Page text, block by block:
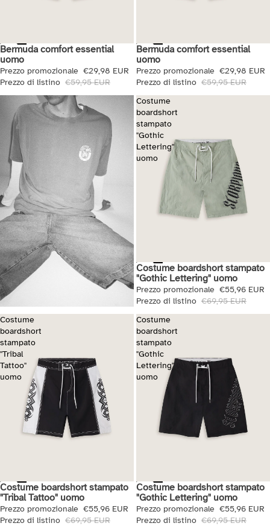
Saldi
Bermuda comfort essential
uomo
Prezzo promozionale €29,98 EUR
Prezzo di listino €59,95 EUR
Saldi
Bermuda comfort essential
uomo
Prezzo promozionale €29,98 EUR
Prezzo di listino €59,95 EUR
Costume
boardshort
stampato
"Gothic
Lettering"
uomo
Saldi
Costume boardshort stampato
"Gothic Lettering" uomo
Prezzo promozionale €55,96 EUR
Prezzo di listino €69,95 EUR
Costume
boardshort
stampato
"Tribal
Tattoo"
uomo
Saldi
Costume boardshort stampato
"Tribal Tattoo" uomo
Prezzo promozionale €55,96 EUR
Prezzo di listino €69,95 EUR
Costume
boardshort
stampato
"Gothic
Lettering"
uomo
Saldi
Costume boardshort stampato
"Gothic Lettering" uomo
Prezzo promozionale €55,96 EUR
Prezzo di listino €69,95 EUR